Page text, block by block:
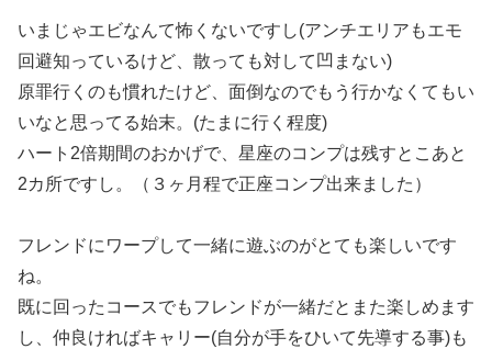
いまじゃエビなんて怖くないですし(アンチエリアもエモ
回避知っているけど、散っても対して凹まない)
原罪行くのも慣れたけど、面倒なのでもう行かなくてもい
いなと思ってる始末。(たまに行く程度)
ハート2倍期間のおかげで、星座のコンプは残すとこあと
2カ所ですし。（３ヶ月程で正座コンプ出来ました）
フレンドにワープして一緒に遊ぶのがとても楽しいです
ね。
既に回ったコースでもフレンドが一緒だとまた楽しめます
し、仲良ければキャリー(自分が手をひいて先導する事)も